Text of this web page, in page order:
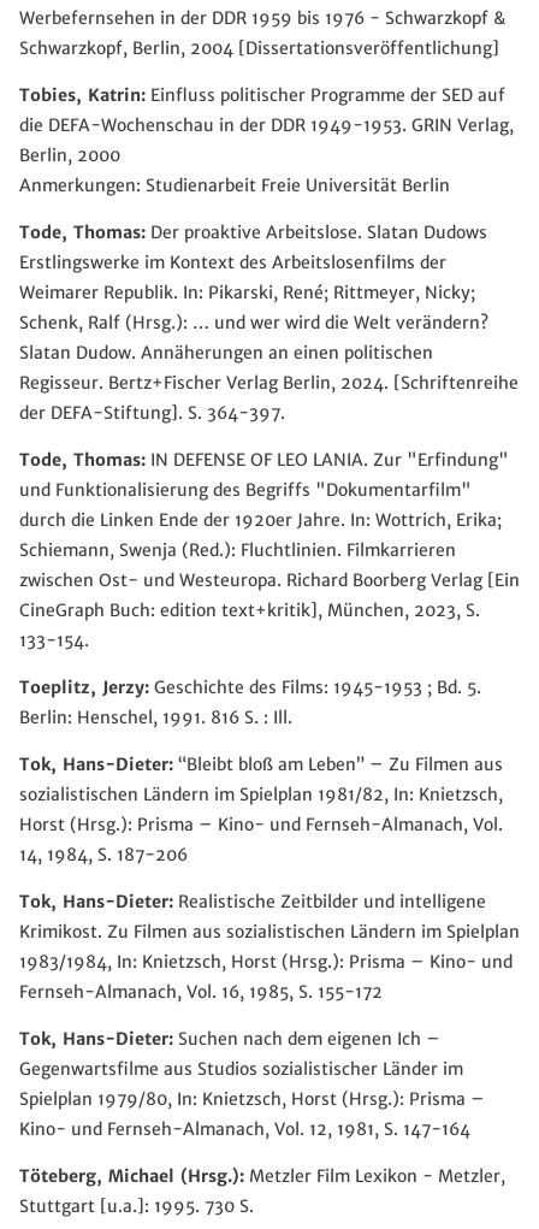
Werbefernsehen in der DDR 1959 bis 1976 - Schwarzkopf &
Schwarzkopf, Berlin, 2004 [Dissertationsveröffentlichung]
Tobies, Katrin: Einfluss politischer Programme der SED auf
die DEFA-Wochenschau in der DDR 1949-1953. GRIN Verlag,
Berlin, 2000
Anmerkungen: Studienarbeit Freie Universität Berlin
Tode, Thomas: Der proaktive Arbeitslose. Slatan Dudows
Erstlingswerke im Kontext des Arbeitslosenfilms der
Weimarer Republik. In: Pikarski, René; Rittmeyer, Nicky;
Schenk, Ralf (Hrsg.): … und wer wird die Welt verändern?
Slatan Dudow. Annäherungen an einen politischen
Regisseur. Bertz+Fischer Verlag Berlin, 2024. [Schriftenreihe
der DEFA-Stiftung]. S. 364-397.
Tode, Thomas: IN DEFENSE OF LEO LANIA. Zur "Erfindung"
und Funktionalisierung des Begriffs "Dokumentarfilm"
durch die Linken Ende der 1920er Jahre. In: Wottrich, Erika;
Schiemann, Swenja (Red.): Fluchtlinien. Filmkarrieren
zwischen Ost- und Westeuropa. Richard Boorberg Verlag [Ein
CineGraph Buch: edition text+kritik], München, 2023, S.
133-154.
Toeplitz, Jerzy: Geschichte des Films: 1945-1953 ; Bd. 5.
Berlin: Henschel, 1991. 816 S. : Ill.
Tok, Hans-Dieter: “Bleibt bloß am Leben” – Zu Filmen aus
sozialistischen Ländern im Spielplan 1981/82, In: Knietzsch,
Horst (Hrsg.): Prisma – Kino- und Fernseh-Almanach, Vol.
14, 1984, S. 187-206
Tok, Hans-Dieter: Realistische Zeitbilder und intelligene
Krimikost. Zu Filmen aus sozialistischen Ländern im Spielplan
1983/1984, In: Knietzsch, Horst (Hrsg.): Prisma – Kino- und
Fernseh-Almanach, Vol. 16, 1985, S. 155-172
Tok, Hans-Dieter: Suchen nach dem eigenen Ich –
Gegenwartsfilme aus Studios sozialistischer Länder im
Spielplan 1979/80, In: Knietzsch, Horst (Hrsg.): Prisma –
Kino- und Fernseh-Almanach, Vol. 12, 1981, S. 147-164
Töteberg, Michael (Hrsg.): Metzler Film Lexikon - Metzler,
Stuttgart [u.a.]: 1995. 730 S.